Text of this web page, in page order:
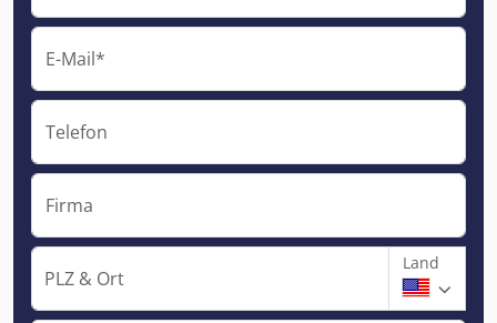
E-Mail*
Telefon
Firma
PLZ & Ort
Land